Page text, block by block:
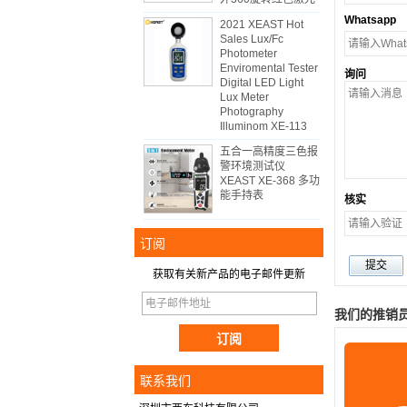
2021 XEAST Hot
Sales Lux/Fc
Photometer
Enviromental Tester
Digital LED Light
Lux Meter
Photography
Illuminom XE-113
五合一高精度三色报
警环境测试仪
XEAST XE-368 多功
能手持表
订阅
获取有关新产品的电子邮件更新
联系我们
Whatsapp
询问
核实
我们的推销